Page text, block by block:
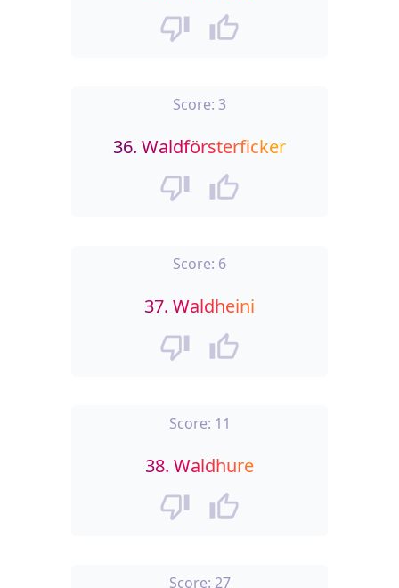
Score: 3
36. Waldförsterficker
Score: 6
37. Waldheini
Score: 11
38. Waldhure
Score: 27